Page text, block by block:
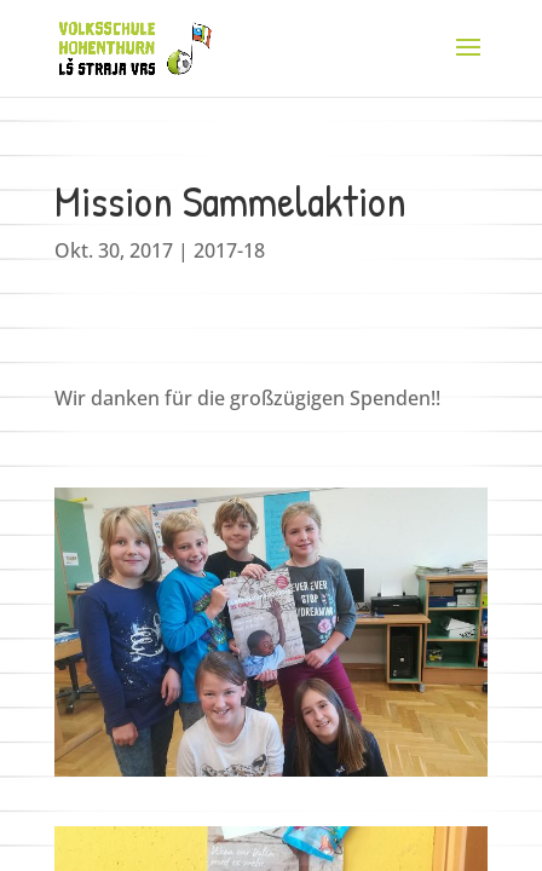
Mission Sammelaktion
Okt. 30, 2017| 2017-18
Wir danken für die großzügigen Spenden!!